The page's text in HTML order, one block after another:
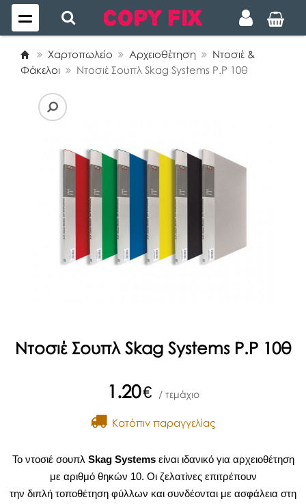
Χαρτοπωλείο Αρχειοθέτηση
Ντοσιέ &
Φάκελοι
Ντοσιέ Σουπλ Skag Systems Ρ.Ρ 10θ
Ντοσιέ Σουπλ Skag Systems Ρ.Ρ 10θ
1.20€ / τεμάχιο
Kατόπιν παραγγελίας
Το ντοσιέ σουπλ Skag Systemsείναι ιδανικό για αρχειοθέτηση
με αριθμό θηκών 10. Οι ζελατίνες επιτρέπουν
την διπλή τοποθέτηση φύλλων και συνδέονται με ασφάλεια στη